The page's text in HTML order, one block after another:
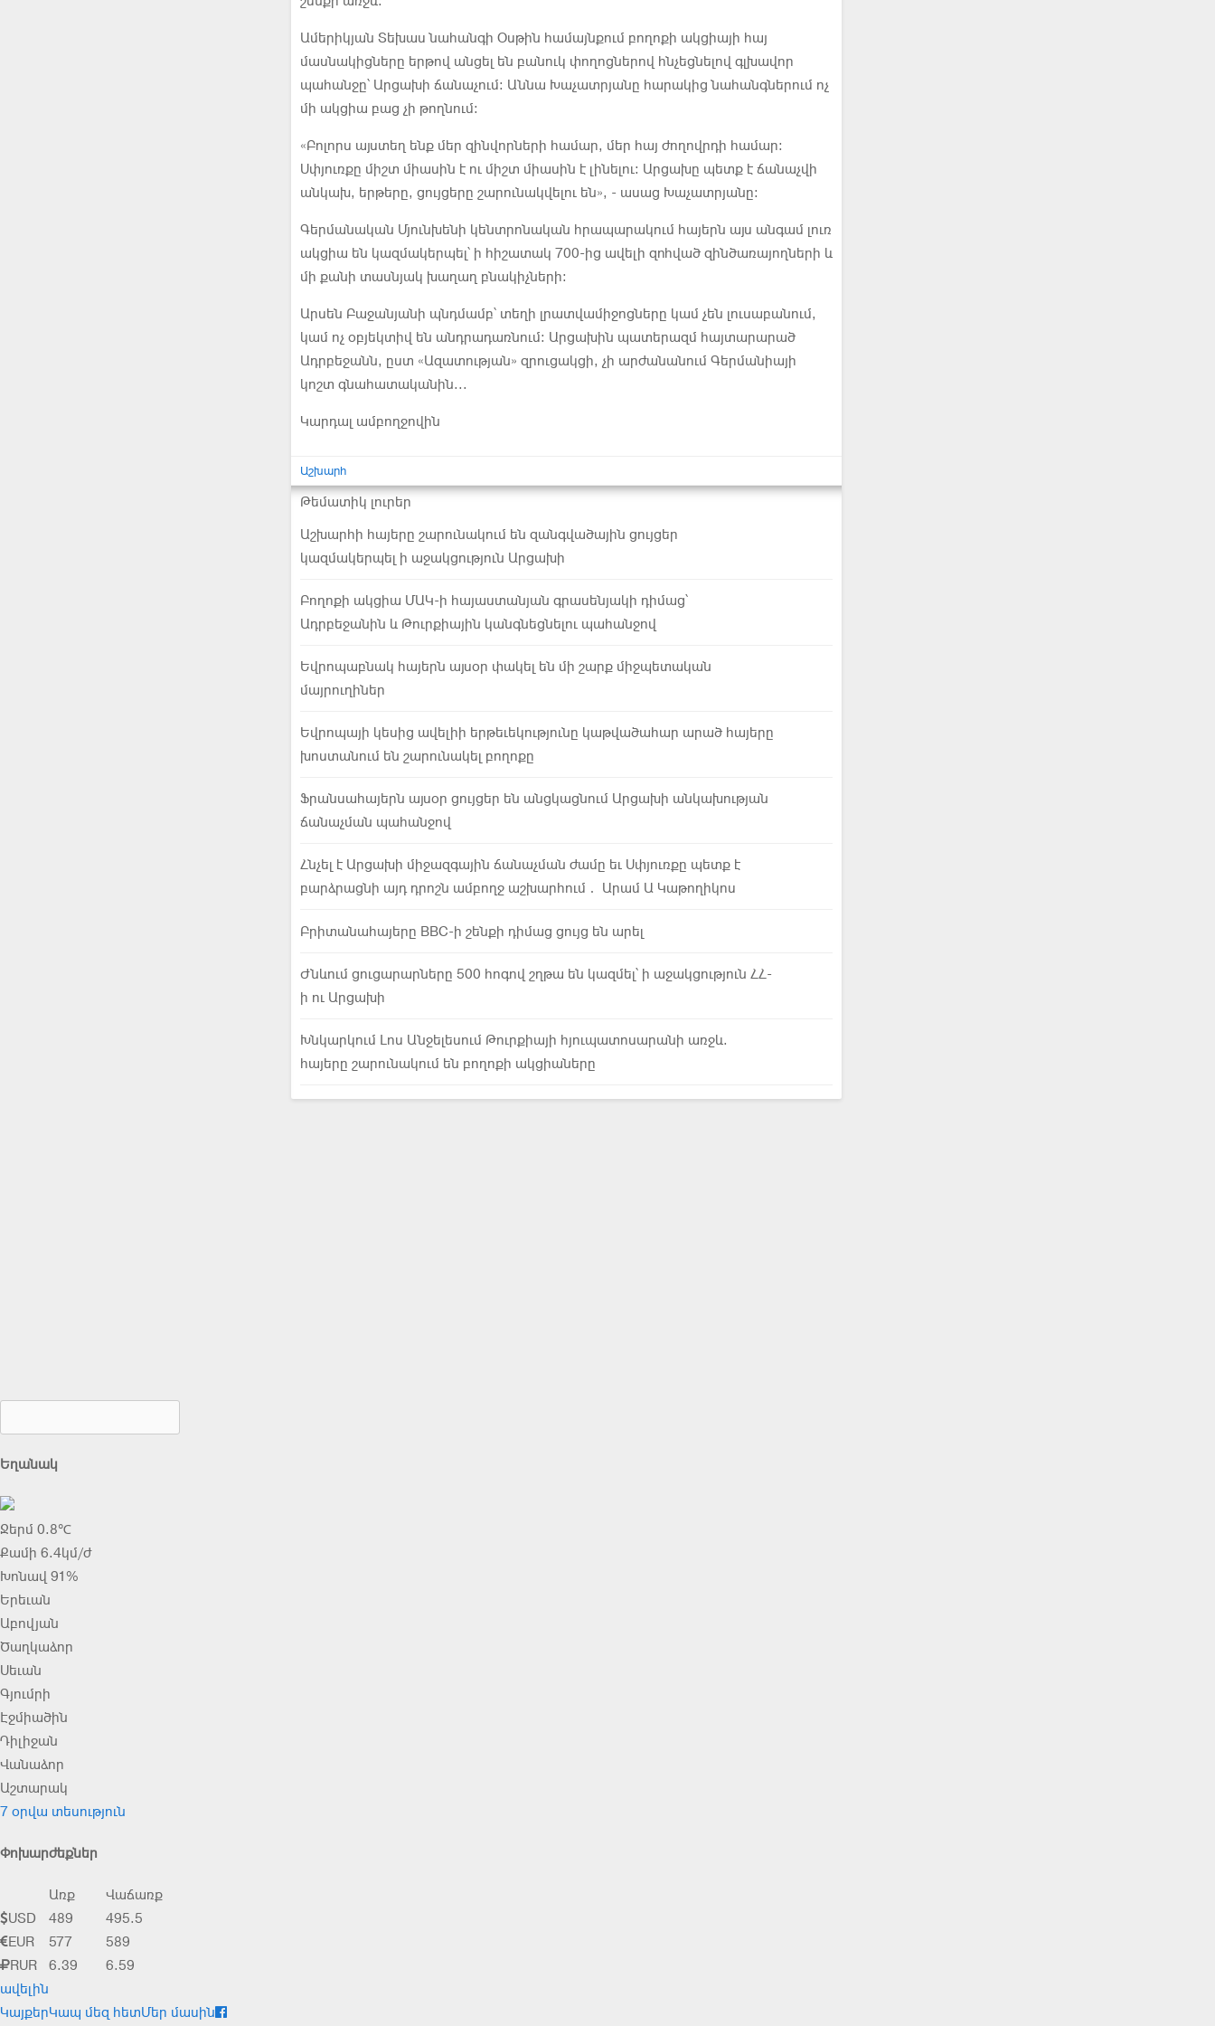
Ամերիկյան Տեխաս նահանգի Օսթին համայնքում բողոքի ակցիայի հայ
մասնակիցները երթով անցել են բանուկ փողոցներով հնչեցնելով գլխավոր
պահանջը՝ Արցախի ճանաչում։ Աննա Խաչատրյանը հարակից նահանգներում ոչ
մի ակցիա բաց չի թողնում:
«Բոլորս այստեղ ենք մեր զինվորների համար, մեր հայ ժողովրդի համար:
Սփյուռքը միշտ միասին է ու միշտ միասին է լինելու: Արցախը պետք է ճանաչվի
անկախ, երթերը, ցույցերը շարունակվելու են», - ասաց Խաչատրյանը:
Գերմանական Մյունխենի կենտրոնական հրապարակում հայերն այս անգամ լուռ
ակցիա են կազմակերպել՝ ի հիշատակ 700-ից ավելի զոհված զինծառայողների և
մի քանի տասնյակ խաղաղ բնակիչների։
Արսեն Բաջանյանի պնդմամբ՝ տեղի լրատվամիջոցները կամ չեն լուսաբանում,
կամ ոչ օբյեկտիվ են անդրադառնում։ Արցախին պատերազմ հայտարարած
Ադրբեջանն, ըստ «Ազատության» զրուցակցի, չի արժանանում Գերմանիայի
կոշտ գնահատականին...
Կարդալ ամբողջովին
Աշխարհ
Թեմատիկ լուրեր
Աշխարհի հայերը շարունակում են զանգվածային ցույցեր
կազմակերպել ի աջակցություն Արցախի
Բողոքի ակցիա ՄԱԿ-ի հայաստանյան գրասենյակի դիմաց՝
Ադրբեջանին և Թուրքիային կանգնեցնելու պահանջով
Եվրոպաբնակ հայերն այսօր փակել են մի շարք միջպետական
մայրուղիներ
Եվրոպայի կեսից ավելիի երթեւեկությունը կաթվածահար արած հայերը
խոստանում են շարունակել բողոքը
Ֆրանսահայերն այսօր ցույցեր են անցկացնում Արցախի անկախության
ճանաչման պահանջով
Հնչել է Արցախի միջազգային ճանաչման ժամը եւ Սփյուռքը պետք է
բարձրացնի այդ դրոշն ամբողջ աշխարհում․ Արամ Ա Կաթողիկոս
Բրիտանահայերը BBC-ի շենքի դիմաց ցույց են արել
Ժնևում ցուցարարները 500 հոգով շղթա են կազմել՝ ի աջակցություն ՀՀ-
ի ու Արցախի
Խնկարկում Լոս Անջելեսում Թուրքիայի հյուպատոսարանի առջև.
հայերը շարունակում են բողոքի ակցիաները
Եղանակ
Ջերմ 0.8℃
Քամի 6.4կմ/ժ
Խոնավ 91%
Երեւան
Աբովյան
Ծաղկաձոր
Սեւան
Գյումրի
Էջմիածին
Դիլիջան
Վանաձոր
Աշտարակ
7 օրվա տեսություն
Փոխարժեքներ
Առք
Վաճառք
USD
489
495.5
EUR
577
589
RUR
6.39
6.59
ավելին
ԿայքերԿապ մեզ հետՄեր մասին